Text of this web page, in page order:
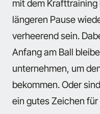
mit dem
längeren Pause
verheerend sein.
Anfang am Ball
unternehmen, um
bekommen. Oder
ein gutes Zeichen